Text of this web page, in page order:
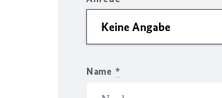
Name *